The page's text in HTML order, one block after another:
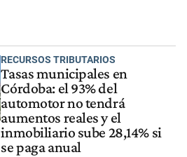
RECURSOS TRIBUTARIOS
Tasas municipales en
Córdoba: el 93% del
automotor no tendrá
aumentos reales y el
inmobiliario sube 28,14% si
se paga anual